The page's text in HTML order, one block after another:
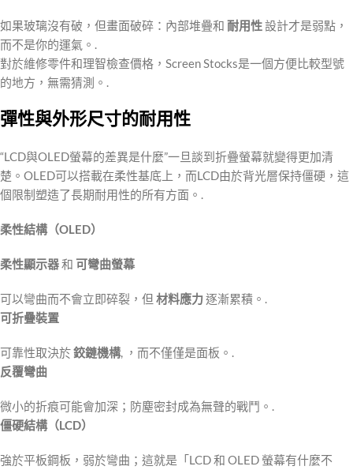
如果玻璃沒有破，但畫面破碎：內部堆疊和 耐用性設計才是弱點，
而不是你的運氣。.
對於維修零件和理智檢查價格，Screen Stocks是一個方便比較型號
的地方，無需猜測。.
彈性與外形尺寸的耐用性
“LCD與OLED螢幕的差異是什麼”一旦談到折疊螢幕就變得更加清
楚。OLED可以搭載在柔性基底上，而LCD由於背光層保持僵硬，這
個限制塑造了長期耐用性的所有方面。.
柔性結構（OLED）
柔性顯示器和 可彎曲螢幕
可以彎曲而不會立即碎裂，但 材料應力 逐漸累積。.
可折疊裝置
可靠性取決於鉸鏈機構, ，而不僅僅是面板。.
反覆彎曲
微小的折痕可能會加深；防塵密封成為無聲的戰鬥。.
僵硬結構（LCD）
強於平板鋼板，弱於彎曲；這就是「LCD 和 OLED 螢幕有什麼不